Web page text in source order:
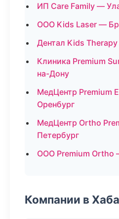
ИП Care Family —
ООО Kids Laser —
Дентал Kids
Клиника Premium
на-Дону
МедЦентр Premium
Оренбург
МедЦентр Ortho
Петербург
ООО Premium Ortho
Компании в